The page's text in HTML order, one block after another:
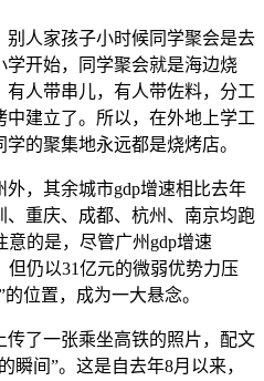
人家孩子小时候同学聚会是去
开始，同学聚会就是海边烧
人带串儿，有人带佐料，分工
建立了。所以，在外地上学工
的聚集地永远都是烧烤店。
，其余城市gdp增速相比去年
重庆、成都、杭州、南京均跑
意的是，尽管广州gdp增速
但仍以31亿元的微弱优势力压
位置，成为一大悬念。
了一张乘坐高铁的照片，配文
瞬间”。这是自去年8月以来，